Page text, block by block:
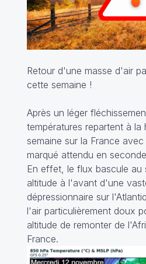
Retour d'une masse d'air
cette semaine !
Après un léger
températures repartent à la
semaine sur la France
marqué attendu en
En effet, le flux bascule au
altitude à l'avant d'une
dépressionnaire sur
l'air particulièrement doux
altitude de remonter de
France.